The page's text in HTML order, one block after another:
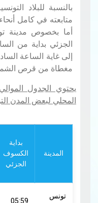
بالنسبة للبلاد
متابعته في كامل أنحاء
أما بخصوص مدينة
مغطاة من قرص الشمس 9
يحتوي الجدول
المحلي لبعض المدن
المدينة
بداية
الكسوف
الجزئي
تونس
05:59